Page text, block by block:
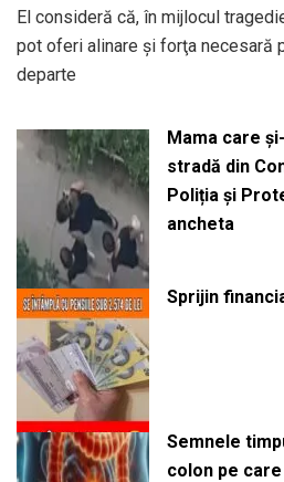
El consideră că, în mijlocul
pot oferi alinare și forţa necesară
departe
Mama care
stradă din
Poliția și
ancheta
Sprijin
Semnele
colon pe